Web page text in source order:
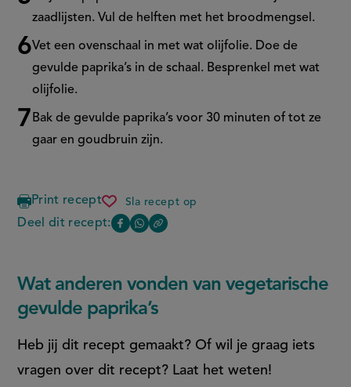
zaadlijsten. Vul de helften met het broodmengsel.
Vet een ovenschaal in met wat olijfolie. Doe de
gevulde paprika’s in de schaal. Besprenkel met wat
olijfolie.
Bak de gevulde paprika’s voor 30 minuten of tot ze
gaar en goudbruin zijn.
Print recept Sla recept op
vegetarische
gevulde
paprika’s
Deel dit recept:
Deel
pagina
op
(opent
in
Deel
pagina
op
(opent
in
Copy
this
Wat anderen vonden van vegetarische
gevulde paprika’s
Heb jij dit recept gemaakt? Of wil je graag iets
vragen over dit recept? Laat het weten!